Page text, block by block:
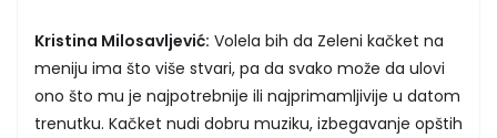
Kristina Milosavljević: Volela bih da Zeleni kačket na
meniju ima što više stvari, pa da svako može da ulovi
ono što mu je najpotrebnije ili najprimamljivije u datom
trenutku. Kačket nudi dobru muziku, izbegavanje opštih